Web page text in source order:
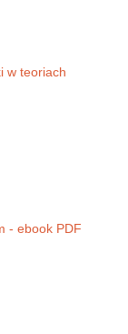
w teoriach
- ebook PDF